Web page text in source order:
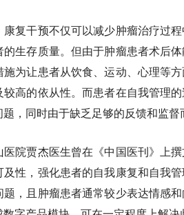
康复干预不仅可以减少肿瘤治疗过
生存质量。但由于肿瘤患者术后
施为让患者从饮食、运动、心理等
高的依从性。而患者在自我管理
，同时由于缺乏足够的反馈和监督
院贾杰医生曾在《中国医刊》上
性，强化患者的自我康复和自我
，且肿瘤患者通常较少表达情感